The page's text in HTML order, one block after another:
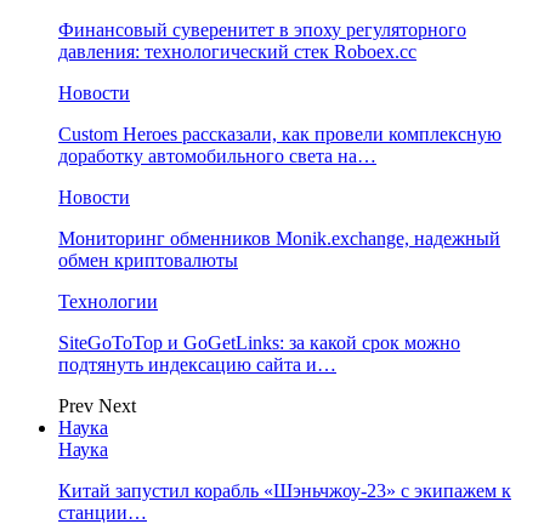
Финансовый суверенитет в эпоху регуляторного
давления: технологический стек Roboex.cc
Новости
Custom Heroes рассказали, как провели комплексную
доработку автомобильного света на…
Новости
Мониторинг обменников Monik.exchange, надежный
обмен криптовалюты
Технологии
SiteGoToTop и GoGetLinks: за какой срок можно
подтянуть индексацию сайта и…
Prev Next
Наука
Наука
Китай запустил корабль «Шэньчжоу-23» с экипажем к
станции…